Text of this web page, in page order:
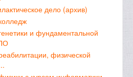
дело (архив)
и фундаментальной
физической